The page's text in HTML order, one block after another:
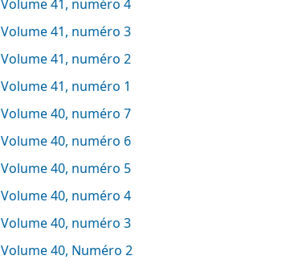
Volume 41, numéro 4
Volume 41, numéro 3
Volume 41, numéro 2
Volume 41, numéro 1
Volume 40, numéro 7
Volume 40, numéro 6
Volume 40, numéro 5
Volume 40, numéro 4
Volume 40, numéro 3
Volume 40, Numéro 2